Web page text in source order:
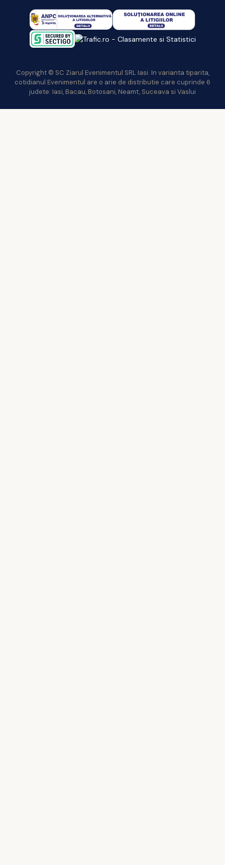
Copyright © SC Ziarul Evenimentul SRL Iasi. In varianta tiparita,
cotidianul Evenimentul are o arie de distributie care cuprinde 6
judete: Iasi, Bacau, Botosani, Neamt, Suceava si Vaslui